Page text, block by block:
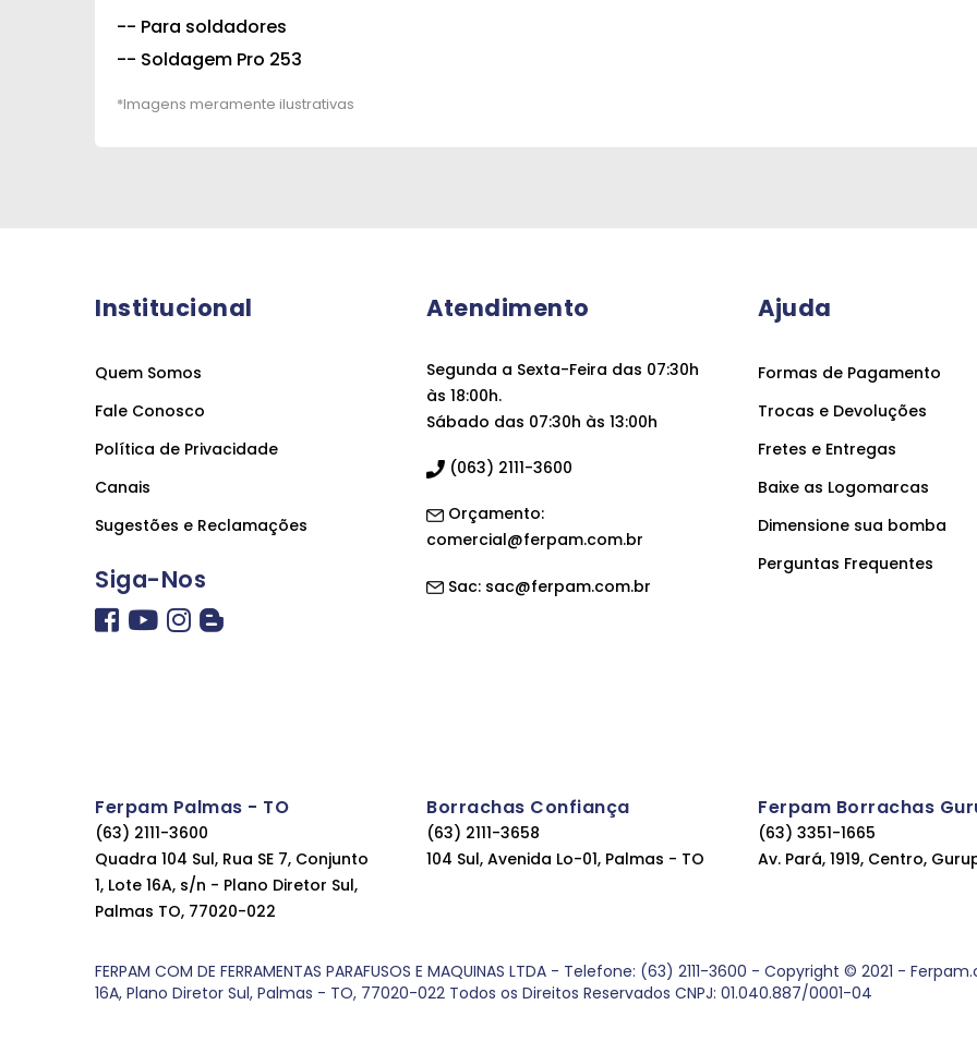
-- Para soldadores
-- Soldagem Pro 253
Institucional
Quem Somos
Fale Conosco
Política de Privacidade
Canais
Sugestões e Reclamações
Siga-Nos
Atendimento
Segunda a Sexta-Feira das 07:30h
às 18:00h.
Sábado das 07:30h às 13:00h
(063) 2111-3600
Orçamento:
comercial@ferpam.com.br
Sac: sac@ferpam.com.br
Ajuda
Formas de Pagamento
Trocas e Devoluções
Fretes e Entregas
Baixe as Logomarcas
Dimensione sua bomba
Perguntas Frequentes
Ferpam Palmas - TO
(63) 2111-3600
Quadra 104 Sul, Rua SE 7, Conjunto
1, Lote 16A, s/n - Plano Diretor Sul,
Palmas TO, 77020-022
Borrachas Confiança
(63) 2111-3658
104 Sul, Avenida Lo-01, Palmas - TO
Ferpam Borrachas
(63) 3351-1665
Av. Pará, 1919, Centro,
FERPAM COM DE FERRAMENTAS PARAFUSOS E MAQUINAS LTDA - Telefone: (63) 2111-3600 - Copyright © 2021 -
16A, Plano Diretor Sul, Palmas - TO, 77020-022 Todos os Direitos Reservados CNPJ: 01.040.887/0001-04